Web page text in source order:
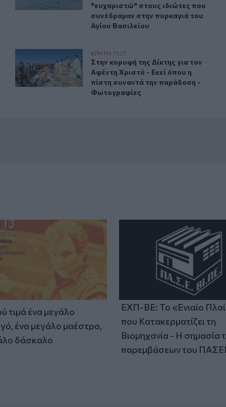
"ευχαριστώ" στους ιδιώτες που
συνέδραμαν στην πυρκαγιά του
Αγίου Βασιλείου
Στην κορυφή της Δίκτης για τον Αφέντη Χριστό - Εκεί
ΚΡΗΤΗ 11:25
Στην κορυφή της Δίκτης για τον
Στην κορυφή της Δίκτης για τον
Αφέντη Χριστό - Εκεί όπου η
πίστη συναντά την παράδοση -
Φωτογραφίες
τιμά ένα μεγάλο
ένα μεγάλο μαέστρο,
δάσκαλο
ΕΧΠ-ΒΕ: Το «Ενιαίο
που Κατακερματίζει τη
Βιομηχανία - Η σημασία
παρεμβάσεων του